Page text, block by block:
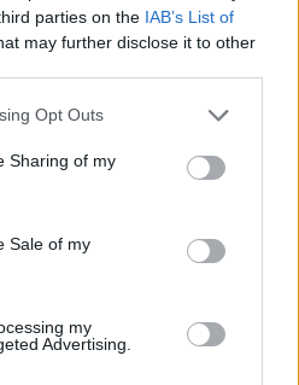
parties on the IAB’s List of
may further disclose it to other
Opt Outs
Sharing of my
Sale of my
my
Advertising.
ο Τζίμης Σταθοκωστόπουλος
πρόσφατα το δεύτερο παιδί
Τσιτσιπάς: Αγκαλιά
σύντροφό του στην
και κοινή βραδινή
για δείπνο
τενίστας βρίσκεται σε σχέση
εικαστικό καταγωγής Σικάγο,